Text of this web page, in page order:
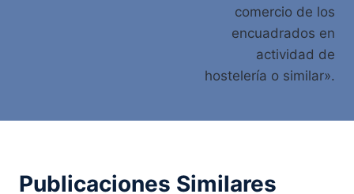
comercio de los
encuadrados en
actividad de
hostelería o similar».
Publicaciones Similares